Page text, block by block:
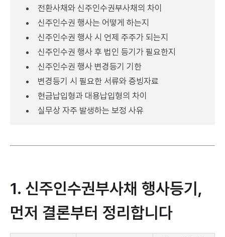
전환사채와 신주인수권부사채의 차이
신주인수권 행사는 어떻게 하는지
신주인수권 행사 시 언제 주주가 되는지
신주인수권 행사 후 법인 등기가 필요한지
신주인수권 행사 변경등기 기한
변경등기 시 필요한 서류와 증빙자료
현금납입형과 대용납입형의 차이
실무상 자주 발생하는 보정 사유
1. 신주인수권부사채 행사등기,
먼저 결론부터 정리합니다